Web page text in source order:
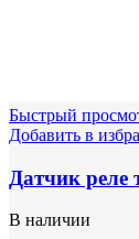
Быстрый
Добавить в
Датчик реле
В наличии